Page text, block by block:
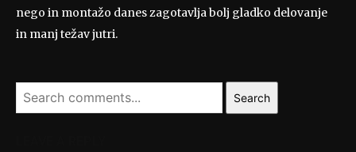
nego in montažo danes zagotavlja bolj gladko delovanje
in manj težav jutri.
Search